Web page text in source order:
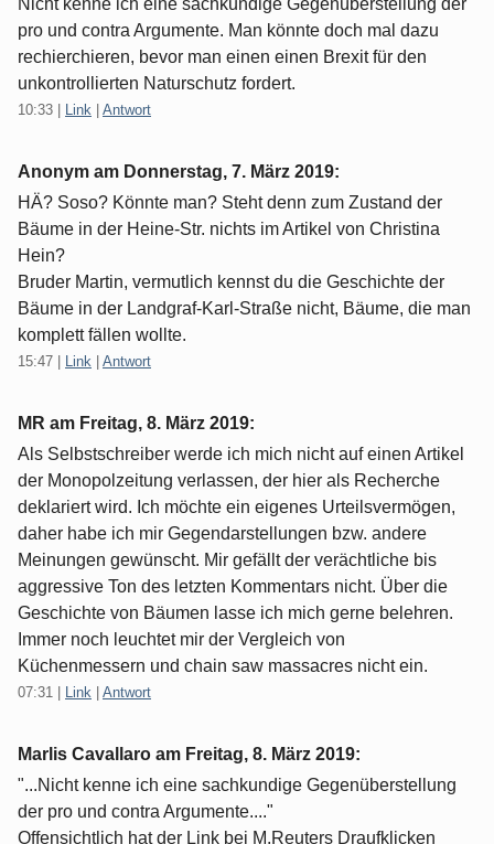
Nicht kenne ich eine sachkundige Gegenüberstellung der
pro und contra Argumente. Man könnte doch mal dazu
rechierchieren, bevor man einen einen Brexit für den
unkontrollierten Naturschutz fordert.
10:33 Link Antwort
Anonym am Donnerstag, 7. März 2019:
HÄ? Soso? Könnte man? Steht denn zum Zustand der
Bäume in der Heine-Str. nichts im Artikel von Christina
Hein?
Bruder Martin, vermutlich kennst du die Geschichte der
Bäume in der Landgraf-Karl-Straße nicht, Bäume, die man
komplett fällen wollte.
15:47 Link Antwort
MR am Freitag, 8. März 2019:
Als Selbstschreiber werde ich mich nicht auf einen Artikel
der Monopolzeitung verlassen, der hier als Recherche
deklariert wird. Ich möchte ein eigenes Urteilsvermögen,
daher habe ich mir Gegendarstellungen bzw. andere
Meinungen gewünscht. Mir gefällt der verächtliche bis
aggressive Ton des letzten Kommentars nicht. Über die
Geschichte von Bäumen lasse ich mich gerne belehren.
Immer noch leuchtet mir der Vergleich von
Küchenmessern und chain saw massacres nicht ein.
07:31 Link Antwort
Marlis Cavallaro am Freitag, 8. März 2019:
"...Nicht kenne ich eine sachkundige Gegenüberstellung
der pro und contra Argumente...."
Offensichtlich hat der Link bei M.Reuters Draufklicken